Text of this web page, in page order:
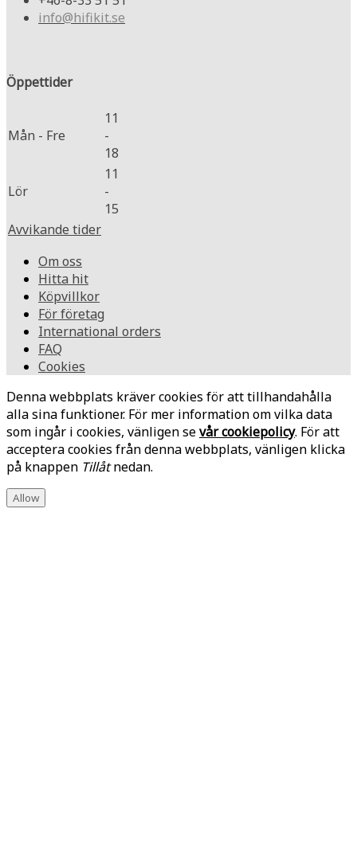
info@hifikit.se
Öppettider
Mån - Fre
11
-
18
Lör
11
-
15
Avvikande tider
Om oss
Hitta hit
Köpvillkor
För företag
International orders
FAQ
Cookies
Denna webbplats kräver cookies för att tillhandahålla
alla sina funktioner. För mer information om vilka data
som ingår i cookies, vänligen sevår cookiepolicy. För att
acceptera cookies från denna webbplats, vänligen klicka
på knappen Tillåtnedan.
Allow